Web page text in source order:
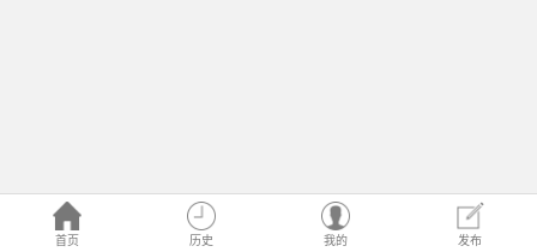
首页 历史 我的 发布